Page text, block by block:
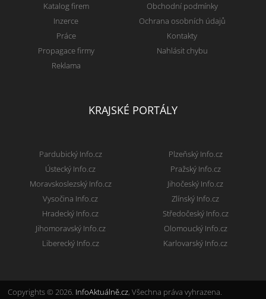
Katalog firem
Inzerce
Práce
Propagace firmy
Reklama
Obchodní podmínky
Ochrana osobních údajů
Kontakty
Nahlásit chybu
KRAJSKÉ PORTÁLY
Pardubický Info.cz
Ústecký Info.cz
Moravskoslezský Info.cz
Vysočina Info.cz
Hradecký Info.cz
Jihomoravský Info.cz
Liberecký Info.cz
Plzeňský Info.cz
Pražský Info.cz
Jihočeský Info.cz
Zlínský Info.cz
Středočeský Info.cz
Olomoucký Info.cz
Karlovarský Info.cz
Copyrights © 2026. InfoAktuálně.cz, Všechna práva vyhrazena.